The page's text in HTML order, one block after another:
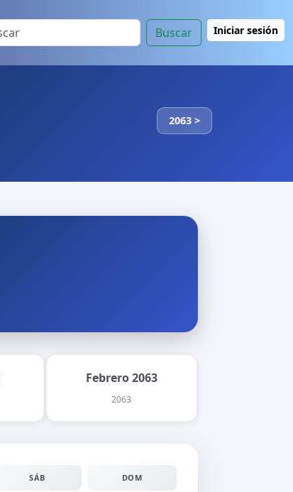
Buscar Iniciar sesión
2063 >
Febrero 2063
2063
SÁB DOM